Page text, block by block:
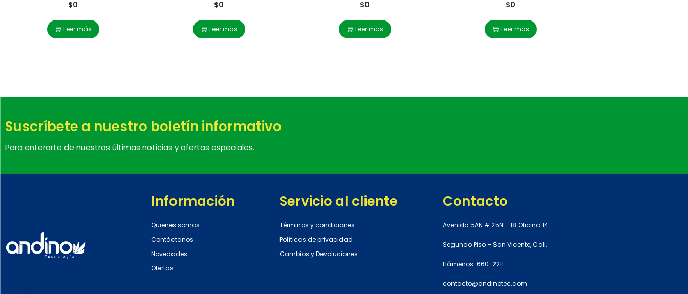
$0
Leer más
$0
Leer más
$0
Leer más
$0
Leer más
Suscríbete a nuestro boletín informativo
Para enterarte de nuestras últimas noticias y ofertas especiales.
Información
Quienes somos
Contáctanos
Novedades
Ofertas
Servicio al cliente
Términos y condiciones
Políticas de privacidad
Cambios y Devoluciones
Contacto
Avenida 5AN # 25N – 18 Oficina 14
Segundo Piso – San Vicente, Cali.
Llámenos: 660-2211
contacto@andinotec.com